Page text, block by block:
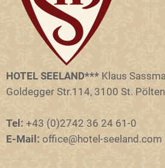
HOTEL SEELAND*** Klaus
Goldegger Str.114, 3100 St.
Tel: +43 (0)2742 36 24 61-0
E-Mail: office@hotel-seeland.com